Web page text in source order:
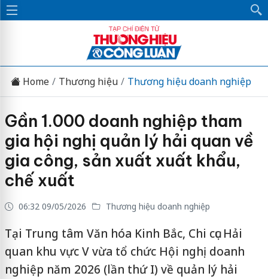
Home Thương hiệu Thương hiệu doanh nghiệp
Gần 1.000 doanh nghiệp tham
gia hội nghị quản lý hải quan về
gia công, sản xuất xuất khẩu,
chế xuất
06:32 09/05/2026 Thương hiệu doanh nghiệp
Tại Trung tâm Văn hóa Kinh Bắc, Chi cục Hải
quan khu vực V vừa tổ chức Hội nghị doanh
nghiệp năm 2026 (lần thứ I) về quản lý hải